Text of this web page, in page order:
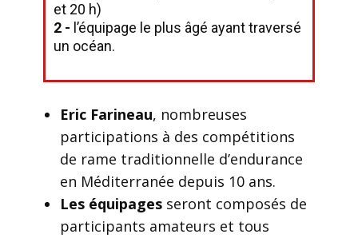
et 20 h)
2 ​- l’équipage le plus âgé ayant traversé
un océan.
Eric Farineau, nombreuses
participations à des compétitions
de rame traditionnelle d’endurance
en Méditerranée depuis 10 ans.
Les équipages seront composés de
participants amateurs et tous